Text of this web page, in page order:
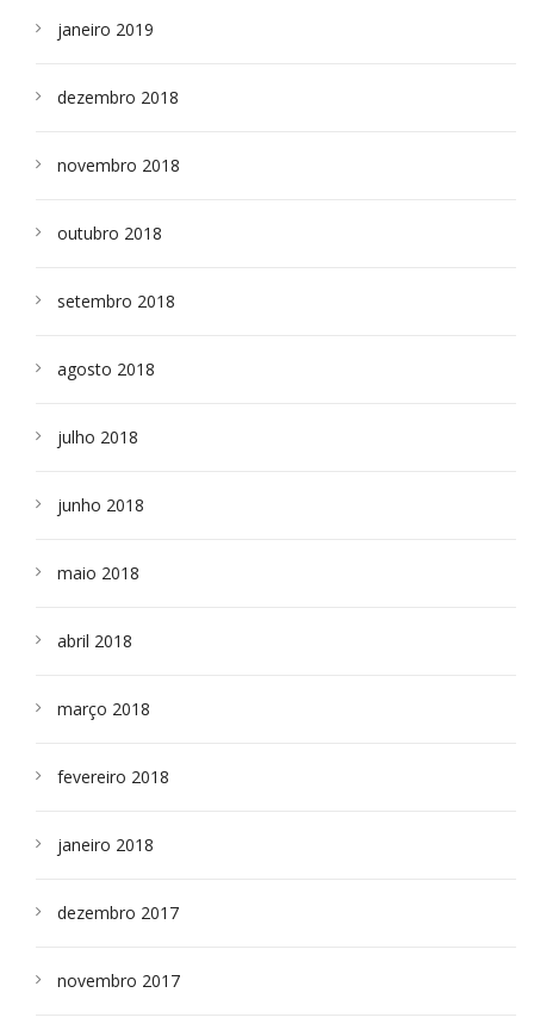
janeiro 2019
dezembro 2018
novembro 2018
outubro 2018
setembro 2018
agosto 2018
julho 2018
junho 2018
maio 2018
abril 2018
março 2018
fevereiro 2018
janeiro 2018
dezembro 2017
novembro 2017